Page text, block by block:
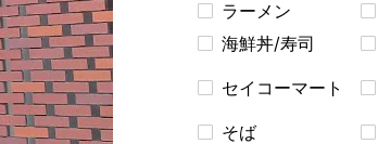
ラーメン
海鮮丼/寿司
セイコーマート
そば